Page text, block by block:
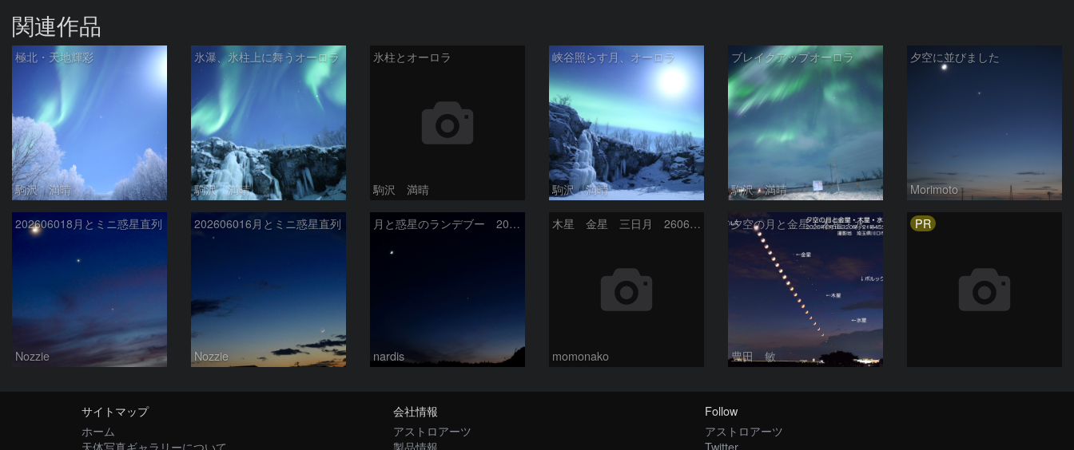
関連作品
極北・天地輝彩
駒沢 満晴
氷瀑、氷柱上に舞うオーロラ
駒沢 満晴
氷柱とオーロラ
駒沢 満晴
峡谷照らす月、オーロラ
駒沢 満晴
ブレイクアップオーロラ
駒沢 満晴
夕空に並びました
Morimoto
202606018月とミニ惑星直列
Nozzie
202606016月とミニ惑星直列
Nozzie
月と惑星のランデブー 2026/06/19
nardis
木星 金星 三日月 260618
momonako
夕空の月と金星・木星・水星の接近 2026/6/18
豊田 敏
PR
サイトマップ
ホーム
天体写真ギャラリーについて
会社情報
アストロアーツ
製品情報
Follow
アストロアーツ
Twitter